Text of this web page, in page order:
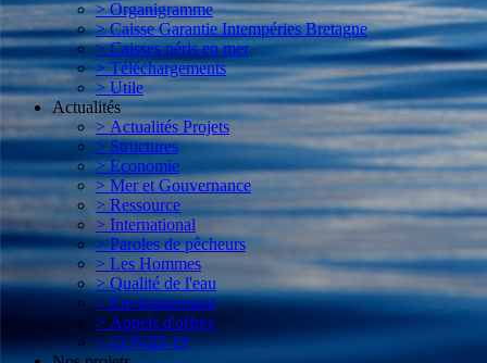
> Organigramme
> Caisse Garantie Intempéries Bretagne
> Caisses péris en mer
> Téléchargements
> Utile
Actualités
> Actualités Projets
> Structures
> Economie
> Mer et Gouvernance
> Ressource
> International
> Paroles de pêcheurs
> Les Hommes
> Qualité de l'eau
> Environnement
> Appels d'offres
> COVID 19